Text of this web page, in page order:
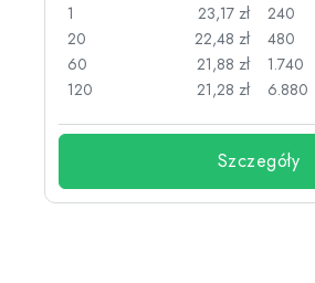
1
23,17 zł
20
22,48 zł
60
21,88 zł
120
21,28 zł
240
480
1.740
6.880
Szczegóły